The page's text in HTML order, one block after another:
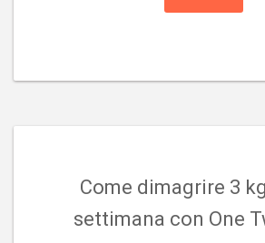
Come dimagrire 3
settimana con One